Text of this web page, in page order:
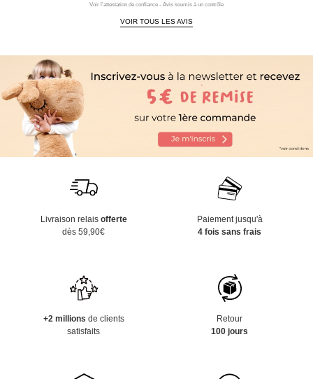
Voir l'attestation de confiance - Avis soumis à un contrôle
VOIR TOUS LES AVIS
Livraison relais offerte
dès 59,90€
Paiement jusqu'à
4 fois sans frais
+2 millions de clients
satisfaits
Retour
100 jours